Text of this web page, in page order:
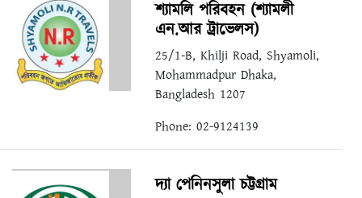
শ্যামলি পরিবহন (শ্যামলী
এন.আর ট্রাভেলস)
25/1-B, Khilji Road, Shyamoli,
Mohammadpur Dhaka,
Bangladesh 1207
Phone: 02-9124139
দ্যা পেনিনসুলা চট্টগ্রাম